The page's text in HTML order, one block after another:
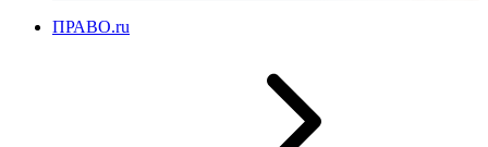
ПРАВО.ru